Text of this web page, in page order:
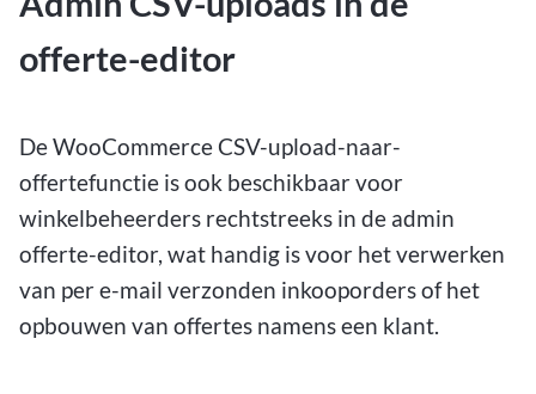
offerte-editor
De WooCommerce CSV-upload-naar-
offertefunctie is ook beschikbaar voor
winkelbeheerders rechtstreeks in de admin
offerte-editor, wat handig is voor het verwerken
van per e-mail verzonden inkooporders of het
opbouwen van offertes namens een klant.